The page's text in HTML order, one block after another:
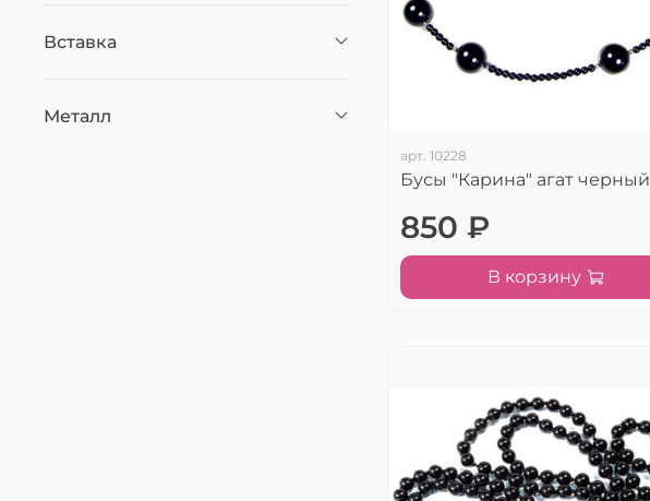
арт. 10228
Бусы "Карина" агат черный
850 ₽
В корзину
Вставка
Металл